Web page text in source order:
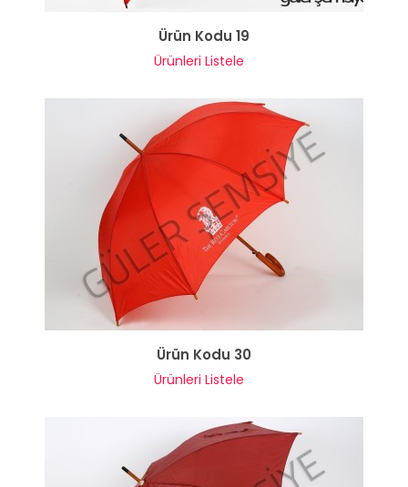
Ürün Kodu 19
Ürünleri Listele
Ürün Kodu 30
Ürünleri Listele